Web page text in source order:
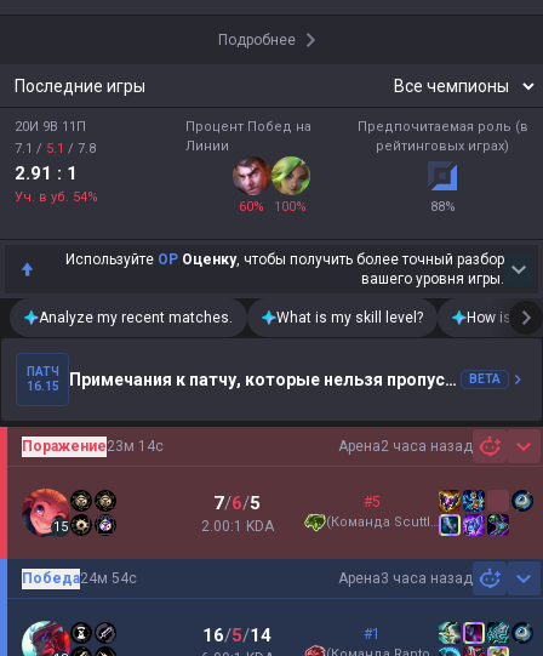
Подробнее
Последние игры
20И 9В 11П
7.1 / 5.1 / 7.8
2.91 : 1
Уч. в уб. 54%
Процент Побед на
Линии
60% 100%
Предпочитаемая роль (в
рейтинговых играх)
88%
Используйте OP Оценку, чтобы получить более точный разбор
вашего уровня игры.
Analyze my recent matches. What is my skill level? How is my
ПАТЧ
16.15
Примечания к патчу, которые нельзя пропуститьBETA
Арена2 часа назад
Поражение23м 14с
15
7/6/5
2.00:1 KDA
#5
(Команда Scuttles )
Арена3 часа назад
Победа24м 54с
16/5/14 #1